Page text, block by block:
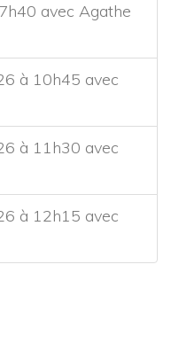
avec Agathe
à 10h45 avec
à 11h30 avec
à 12h15 avec